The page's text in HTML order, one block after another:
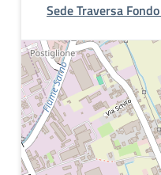
Sede Traversa